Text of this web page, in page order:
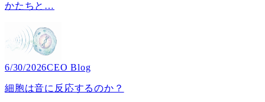
かたちと …
6/30/2026CEO Blog
細胞は音に反応するのか？